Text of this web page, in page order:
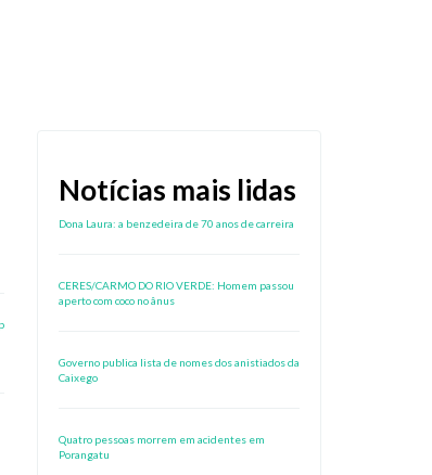
Notícias mais lidas
Dona Laura: a benzedeira de 70 anos de carreira
CERES/CARMO DO RIO VERDE: Homem passou
aperto com coco no ânus
Governo publica lista de nomes dos anistiados da
Caixego
Quatro pessoas morrem em acidentes em
Porangatu